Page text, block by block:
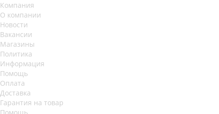
Компания
О компании
Новости
Вакансии
Магазины
Политика
Информация
Помощь
Оплата
Доставка
Гарантия на товар